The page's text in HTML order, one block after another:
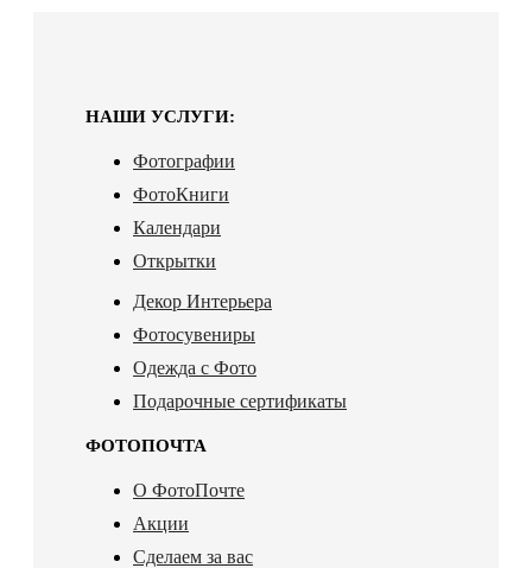
НАШИ УСЛУГИ:
Фотографии
ФотоКниги
Календари
Открытки
Декор Интерьера
Фотосувениры
Одежда с Фото
Подарочные сертификаты
ФОТОПОЧТА
О ФотоПочте
Акции
Сделаем за вас